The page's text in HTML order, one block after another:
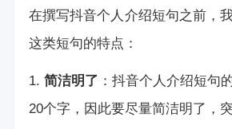
在撰写抖音个人介绍短句之前，
这类短句的特点：
1. 简洁明了 ：抖音个人介绍短句
20个字，因此要尽量简洁明了，突